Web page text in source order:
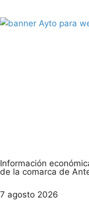
Información
de la comarca de
7 agosto 2026